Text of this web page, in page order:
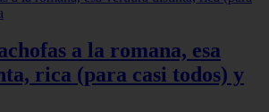
a la romana, esa
rica (para casi todos) y